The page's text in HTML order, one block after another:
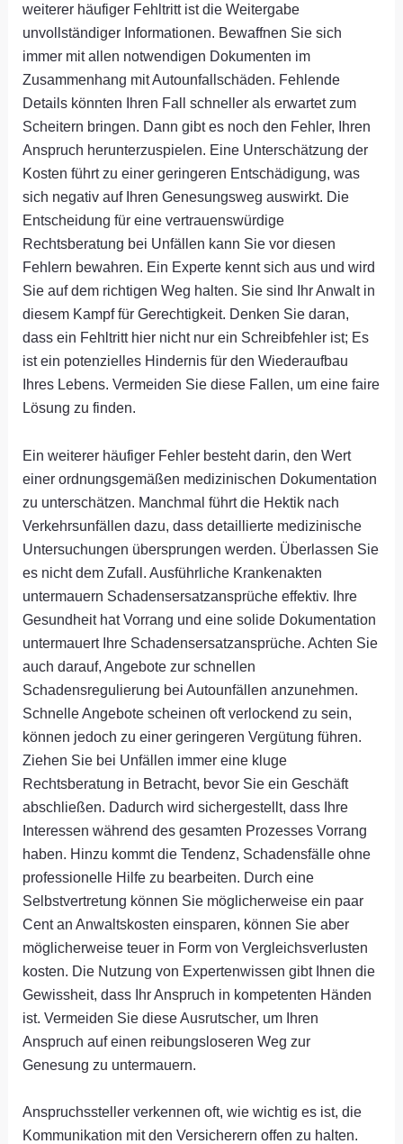
weiterer häufiger Fehltritt ist die Weitergabe
unvollständiger Informationen. Bewaffnen Sie sich
immer mit allen notwendigen Dokumenten im
Zusammenhang mit Autounfallschäden. Fehlende
Details könnten Ihren Fall schneller als erwartet zum
Scheitern bringen. Dann gibt es noch den Fehler, Ihren
Anspruch herunterzuspielen. Eine Unterschätzung der
Kosten führt zu einer geringeren Entschädigung, was
sich negativ auf Ihren Genesungsweg auswirkt. Die
Entscheidung für eine vertrauenswürdige
Rechtsberatung bei Unfällen kann Sie vor diesen
Fehlern bewahren. Ein Experte kennt sich aus und wird
Sie auf dem richtigen Weg halten. Sie sind Ihr Anwalt in
diesem Kampf für Gerechtigkeit. Denken Sie daran,
dass ein Fehltritt hier nicht nur ein Schreibfehler ist; Es
ist ein potenzielles Hindernis für den Wiederaufbau
Ihres Lebens. Vermeiden Sie diese Fallen, um eine faire
Lösung zu finden.
Ein weiterer häufiger Fehler besteht darin, den Wert
einer ordnungsgemäßen medizinischen Dokumentation
zu unterschätzen. Manchmal führt die Hektik nach
Verkehrsunfällen dazu, dass detaillierte medizinische
Untersuchungen übersprungen werden. Überlassen Sie
es nicht dem Zufall. Ausführliche Krankenakten
untermauern Schadensersatzansprüche effektiv. Ihre
Gesundheit hat Vorrang und eine solide Dokumentation
untermauert Ihre Schadensersatzansprüche. Achten Sie
auch darauf, Angebote zur schnellen
Schadensregulierung bei Autounfällen anzunehmen.
Schnelle Angebote scheinen oft verlockend zu sein,
können jedoch zu einer geringeren Vergütung führen.
Ziehen Sie bei Unfällen immer eine kluge
Rechtsberatung in Betracht, bevor Sie ein Geschäft
abschließen. Dadurch wird sichergestellt, dass Ihre
Interessen während des gesamten Prozesses Vorrang
haben. Hinzu kommt die Tendenz, Schadensfälle ohne
professionelle Hilfe zu bearbeiten. Durch eine
Selbstvertretung können Sie möglicherweise ein paar
Cent an Anwaltskosten einsparen, können Sie aber
möglicherweise teuer in Form von Vergleichsverlusten
kosten. Die Nutzung von Expertenwissen gibt Ihnen die
Gewissheit, dass Ihr Anspruch in kompetenten Händen
ist. Vermeiden Sie diese Ausrutscher, um Ihren
Anspruch auf einen reibungsloseren Weg zur
Genesung zu untermauern.
Anspruchssteller verkennen oft, wie wichtig es ist, die
Kommunikation mit den Versicherern offen zu halten.